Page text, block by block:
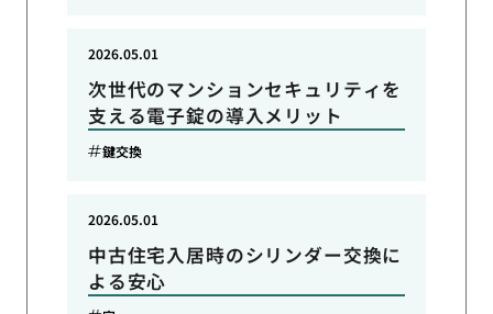
次世代のマンションセキュリティを
支える電子錠の導入メリット
2026.05.01
鍵交換
中古住宅入居時のシリンダー交換に
よる安心
2026.05.01